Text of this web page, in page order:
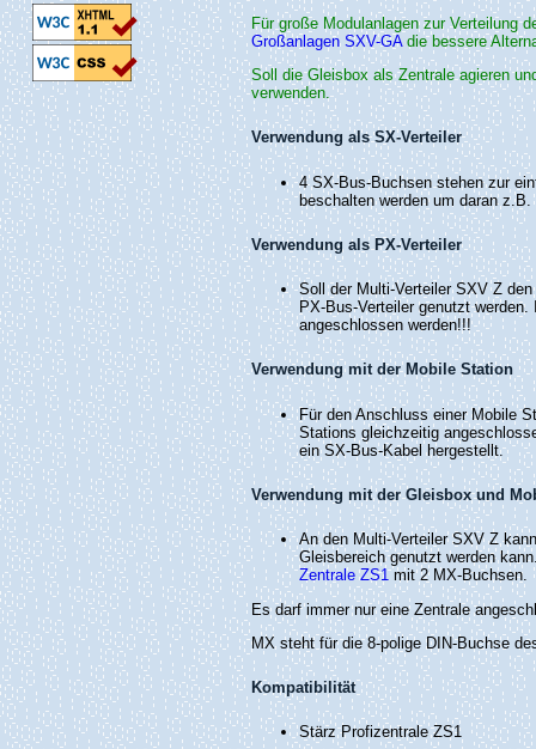
Für große Modulanlagen zur Verteilung
Großanlagen SXV-GAdie bessere
Soll die Gleisbox als Zentrale agieren
verwenden.
Verwendung als SX-Verteiler
4 SX-Bus-Buchsen stehen zur
beschalten werden um daran
Verwendung als PX-Verteiler
Soll der Multi-Verteiler SXV Z
PX-Bus-Verteiler genutzt
angeschlossen werden!!!
Verwendung mit der Mobile Station
Für den Anschluss einer Mobile
Stations gleichzeitig
ein SX-Bus-Kabel hergestellt.
Verwendung mit der Gleisbox und
An den Multi-Verteiler SXV Z
Gleisbereich genutzt werden
Zentrale ZS1mit 2 MX-Buchsen.
Es darf immer nur eine Zentrale
MX steht für die 8-polige DIN-Buchse
Kompatibilität
Stärz Profizentrale ZS1